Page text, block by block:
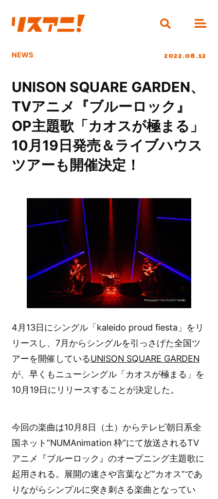
NEWS 2022.08.12
UNISON SQUARE GARDEN、
TVアニメ『ブルーロック』
OP主題歌「カオスが極まる」
10月19日発売＆ライブハウス
ツアーも開催決定！
4月13日にシングル「kaleido proud fiesta」をリ
リースし、7月からシングルを引っさげた全国ツ
アーを開催しているUNISON SQUARE GARDEN
が、早くもニューシングル「カオスが極まる」を
10月19日にリリースすることが決定した。
今回の楽曲は10月8日（土）からテレビ朝日系全
国ネット”NUMAnimation 枠”にて放送されるTV
アニメ『ブルーロック』のオープニング主題歌に
起用される。展開の速さや言葉など”カオス”であ
りながらシンプルに突き刺さる楽曲となってい